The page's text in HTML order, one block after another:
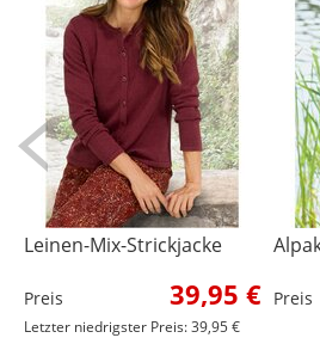
Leinen-Mix-Strickjacke
Preis 39,95 €
Letzter niedrigster Preis: 39,95 €
Preis